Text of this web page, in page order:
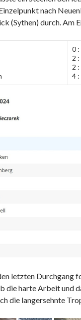
nach
(Sythen) durch. Am
0 :
2 :
2 :
4 :
letzten Durchgang
die harte Arbeit und
die langersehnte